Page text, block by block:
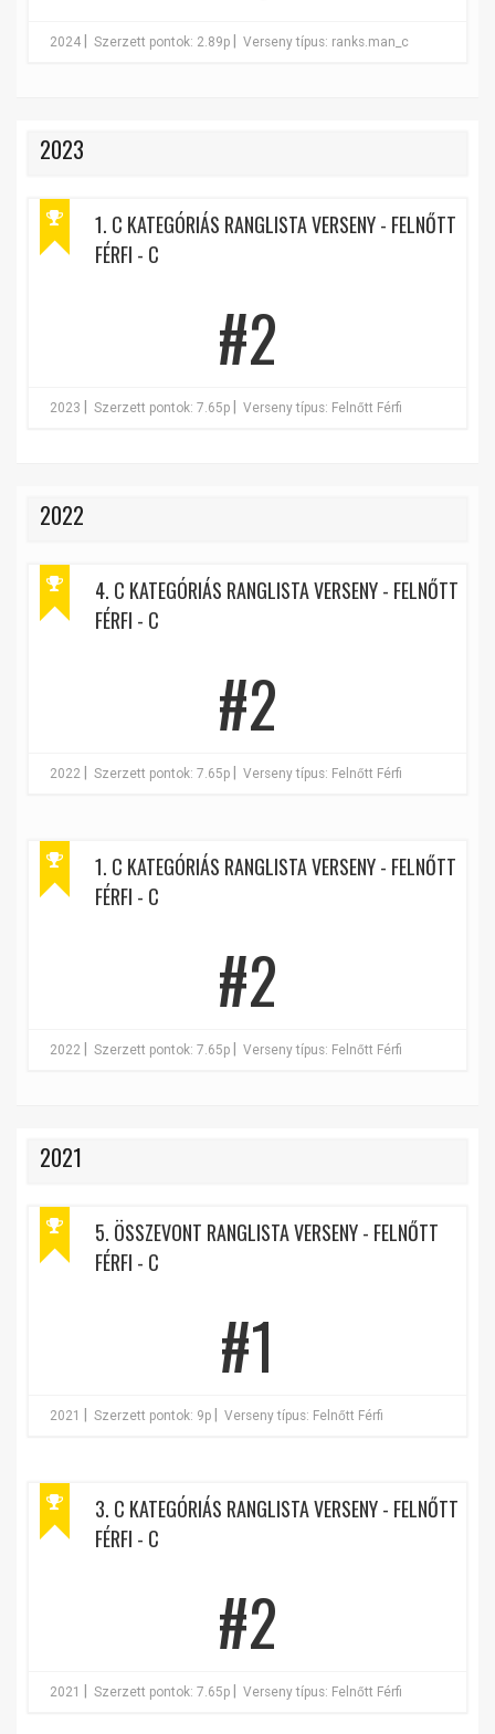
2024 Szerzett pontok: 2.89p Verseny típus: ranks.man_c
2023
1. C KATEGÓRIÁS RANGLISTA VERSENY - FELNŐTT
FÉRFI - C
#2
2023 Szerzett pontok: 7.65p Verseny típus: Felnőtt Férfi
2022
4. C KATEGÓRIÁS RANGLISTA VERSENY - FELNŐTT
FÉRFI - C
#2
2022 Szerzett pontok: 7.65p Verseny típus: Felnőtt Férfi
1. C KATEGÓRIÁS RANGLISTA VERSENY - FELNŐTT
FÉRFI - C
#2
2022 Szerzett pontok: 7.65p Verseny típus: Felnőtt Férfi
2021
5. ÖSSZEVONT RANGLISTA VERSENY - FELNŐTT
FÉRFI - C
#1
2021 Szerzett pontok: 9p Verseny típus: Felnőtt Férfi
3. C KATEGÓRIÁS RANGLISTA VERSENY - FELNŐTT
FÉRFI - C
#2
2021 Szerzett pontok: 7.65p Verseny típus: Felnőtt Férfi